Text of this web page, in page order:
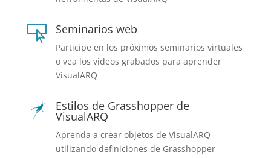
 Seminarios web
Participe en los próximos seminarios virtuales
o vea los vídeos grabados para aprender
VisualARQ
Estilos de Grasshopper de
VisualARQ
Aprenda a crear objetos de VisualARQ
utilizando definiciones de Grasshopper